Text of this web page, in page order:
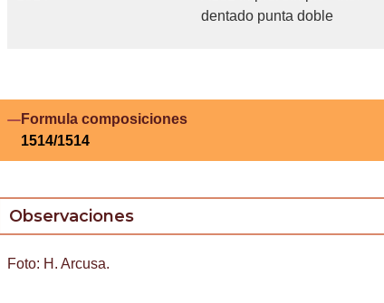
dentado punta doble
Formula composiciones
1514/1514
Observaciones
Foto: H. Arcusa.